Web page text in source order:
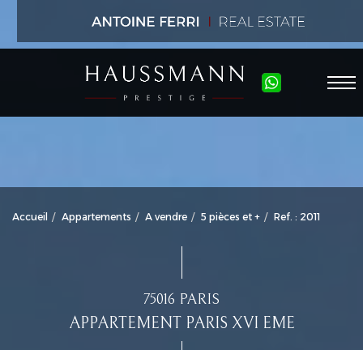
Accueil Appartements A vendre 5 pièces et + Ref. : 2011
75016 PARIS
APPARTEMENT PARIS XVI EME